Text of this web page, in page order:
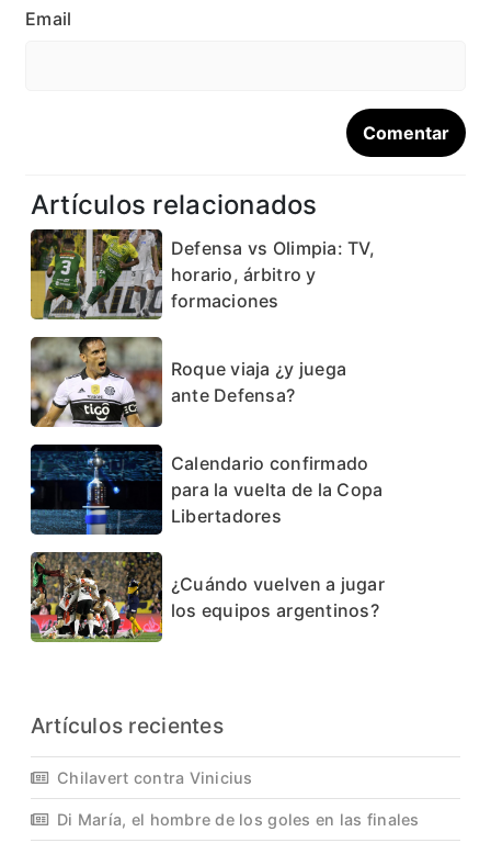
Email
Artículos relacionados
Defensa vs Olimpia: TV,
horario, árbitro y
formaciones
Roque viaja ¿y juega
ante Defensa?
Calendario confirmado
para la vuelta de la Copa
Libertadores
¿Cuándo vuelven a jugar
los equipos argentinos?
Artículos recientes
Chilavert contra Vinicius
Di María, el hombre de los goles en las finales